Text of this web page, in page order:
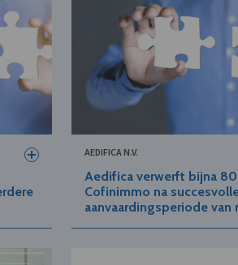
AEDIFICA N.V.
Aedifica verwerft bijna
Cofinimmo na
aanvaardingsperiode van